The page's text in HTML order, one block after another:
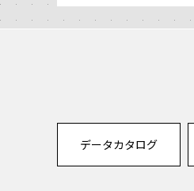
データカタログ